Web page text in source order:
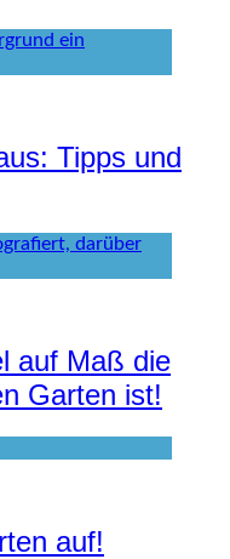
Tipps und
auf Maß die
Garten ist!
auf!